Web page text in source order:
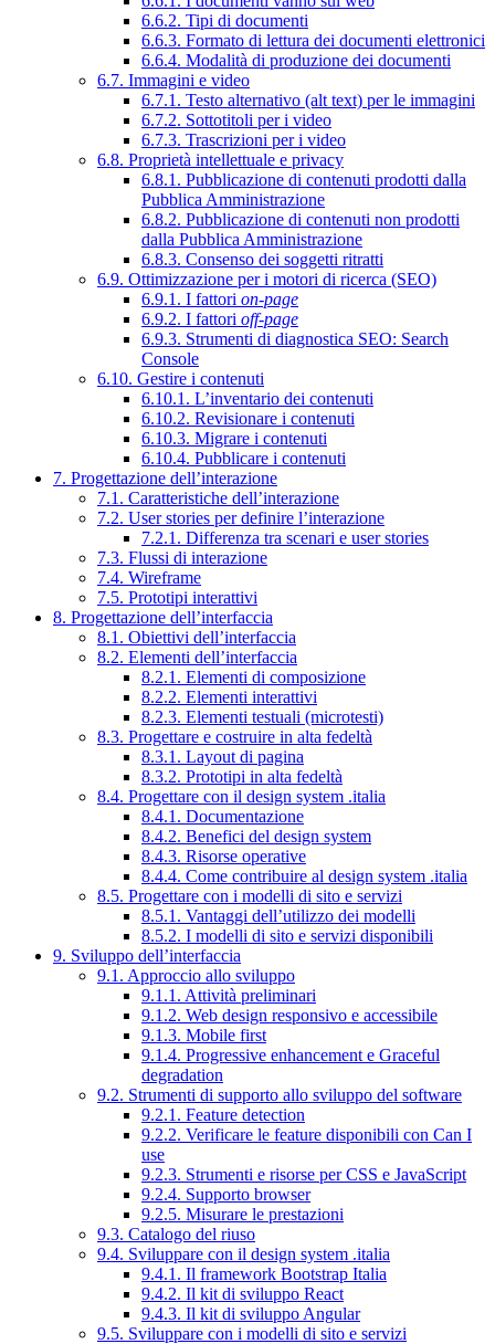
6.6.2. Tipi di documenti
6.6.3. Formato di lettura dei documenti elettronici
6.6.4. Modalità di produzione dei documenti
6.7. Immagini e video
6.7.1. Testo alternativo (alt text) per le immagini
6.7.2. Sottotitoli per i video
6.7.3. Trascrizioni per i video
6.8. Proprietà intellettuale e privacy
6.8.1. Pubblicazione di contenuti prodotti dalla
Pubblica Amministrazione
6.8.2. Pubblicazione di contenuti non prodotti
dalla Pubblica Amministrazione
6.8.3. Consenso dei soggetti ritratti
6.9. Ottimizzazione per i motori di ricerca (SEO)
6.9.1. I fattori on-page
6.9.2. I fattori off-page
6.9.3. Strumenti di diagnostica SEO: Search
Console
6.10. Gestire i contenuti
6.10.1. L’inventario dei contenuti
6.10.2. Revisionare i contenuti
6.10.3. Migrare i contenuti
6.10.4. Pubblicare i contenuti
7. Progettazione dell’interazione
7.1. Caratteristiche dell’interazione
7.2. User stories per definire l’interazione
7.2.1. Differenza tra scenari e user stories
7.3. Flussi di interazione
7.4. Wireframe
7.5. Prototipi interattivi
8. Progettazione dell’interfaccia
8.1. Obiettivi dell’interfaccia
8.2. Elementi dell’interfaccia
8.2.1. Elementi di composizione
8.2.2. Elementi interattivi
8.2.3. Elementi testuali (microtesti)
8.3. Progettare e costruire in alta fedeltà
8.3.1. Layout di pagina
8.3.2. Prototipi in alta fedeltà
8.4. Progettare con il design system .italia
8.4.1. Documentazione
8.4.2. Benefici del design system
8.4.3. Risorse operative
8.4.4. Come contribuire al design system .italia
8.5. Progettare con i modelli di sito e servizi
8.5.1. Vantaggi dell’utilizzo dei modelli
8.5.2. I modelli di sito e servizi disponibili
9. Sviluppo dell’interfaccia
9.1. Approccio allo sviluppo
9.1.1. Attività preliminari
9.1.2. Web design responsivo e accessibile
9.1.3. Mobile first
9.1.4. Progressive enhancement e Graceful
degradation
9.2. Strumenti di supporto allo sviluppo del software
9.2.1. Feature detection
9.2.2. Verificare le feature disponibili con Can I
use
9.2.3. Strumenti e risorse per CSS e JavaScript
9.2.4. Supporto browser
9.2.5. Misurare le prestazioni
9.3. Catalogo del riuso
9.4. Sviluppare con il design system .italia
9.4.1. Il framework Bootstrap Italia
9.4.2. Il kit di sviluppo React
9.4.3. Il kit di sviluppo Angular
9.5. Sviluppare con i modelli di sito e servizi